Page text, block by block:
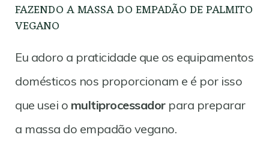
FAZENDO A MASSA DO EMPADÃO DE PALMITO
VEGANO
Eu adoro a praticidade que os equipamentos
domésticos nos proporcionam e é por isso
que usei o multiprocessadorpara preparar
a massa do empadão vegano.